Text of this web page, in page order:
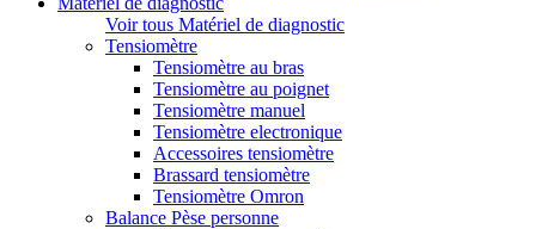
Voir tous Matériel de diagnostic
Tensiomètre
Tensiomètre au bras
Tensiomètre au poignet
Tensiomètre manuel
Tensiomètre electronique
Accessoires tensiomètre
Brassard tensiomètre
Tensiomètre Omron
Balance Pèse personne